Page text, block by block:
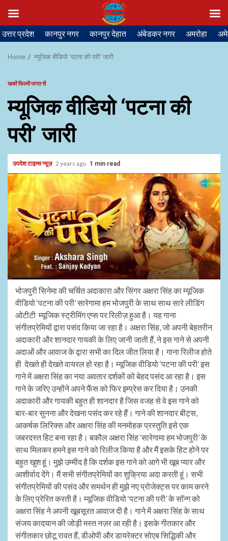
Skip
to
content
उत्तर प्रदेश कानपुर नगर कानपुर देहात अंबेडकर नगर अमरोहा
Home म्यूजिक वीडियो ‘पटना की परी’ जारी
खबरें फिल्मी जगत सें
म्यूजिक वीडियो ‘पटना की
परी’ जारी
उपदेश टाइम्स न्यूज़ 2 years ago 1 min read
भोजपुरी सिनेमा की चर्चित अदाकारा और सिंगर अक्षरा सिंह का म्यूजिक
वीडियो ‘पटना की परी’ सारेगामा हम भोजपुरी के साथ साथ सारे लीडिंग
ओटीटी म्यूजिक स्ट्रीमिंग एप्स पर रिलीज़ हुआ है। यह गाना
संगीतप्रेमियों द्वारा पसंद किया जा रहा है। अक्षरा सिंह, जो अपनी बेहतरीन
अदाकारी और शानदार गायकी के लिए जानी जाती हैं, ने इस गाने से अपनी
अदाओं और आवाज के द्वारा सभी का दिल जीत लिया है। गाना रिलीज होते
ही देखते ही देखते वायरल हो रहा है। म्यूजिक वीडियो ‘पटना की परी’ इस
गाने में अक्षरा सिंह का नया अवतार दर्शकों को बेहद पसंद आ रहा है। इस
गाने के जरिए उन्होंने अपने फैंस को फिर इम्प्रेस कर दिया है। उनकी
अदाकारी और गायकी बहुत ही शानदार है जिस वजह से वे इस गाने को
बार-बार सुनना और देखना पसंद कर रहे हैं। गाने की शानदार बीट्स,
आकर्षक लिरिक्स और अक्षरा सिंह की मनमोहक प्रस्तुति इसे एक
जबरदस्त हिट बना रहा है। बकौल अक्षरा सिंह ‘सारेगामा हम भोजपुरी’ के
साथ मिलकर हमने इस गाने को रिलीज किया है और मैं इसके हिट होने पर
बहुत खुश हूं। मुझे उम्मीद है कि दर्शक इस गाने को आगे भी खूब प्यार और
आशीर्वाद देंगे। मैं सभी संगीतप्रेमियों का शुक्रिया अदा करती हूं। सभी
संगीतप्रेमियों की पसंद और समर्थन ही मुझे नए प्रोजेक्ट्स पर काम करने
के लिए प्रेरित करती है। म्यूजिक वीडियो ‘पटना की परी’ के सॉन्ग को
अक्षरा सिंह ने अपनी खूबसूरत आवाज दी है। गाने में अक्षरा सिंह के साथ
संजय कादयान की जोड़ी मस्त नज़र आ रही है। इसके गीतकार और
संगीतकार छोटू रावत हैं, डीओपी और डायरेक्टर सोएब सिद्धिकी और